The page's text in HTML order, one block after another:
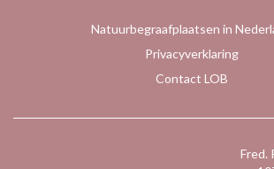
Natuurbegraafplaatsen in
Privacyverklaring
Contact LOB
Fred.